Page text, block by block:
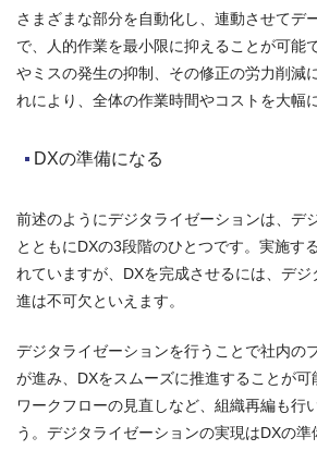
さまざまな部分を自動化し、連動させてデ
で、人的作業を最小限に抑えることが可能
やミスの発生の抑制、その修正の労力削減
れにより、全体の作業時間やコストを大幅
DXの準備になる
前述のようにデジタライゼーションは、デ
とともにDXの3段階のひとつです。実施す
れていますが、DXを完成させるには、デ
進は不可欠といえます。
デジタライゼーションを行うことで社内の
が進み、DXをスムーズに推進することが可
ワークフローの見直しなど、組織再編も行
う。デジタライゼーションの実現はDXの準